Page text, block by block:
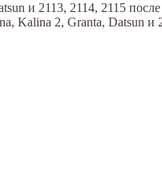
и 2113, 2114, 2115
Kalina 2, Granta, Datsun и